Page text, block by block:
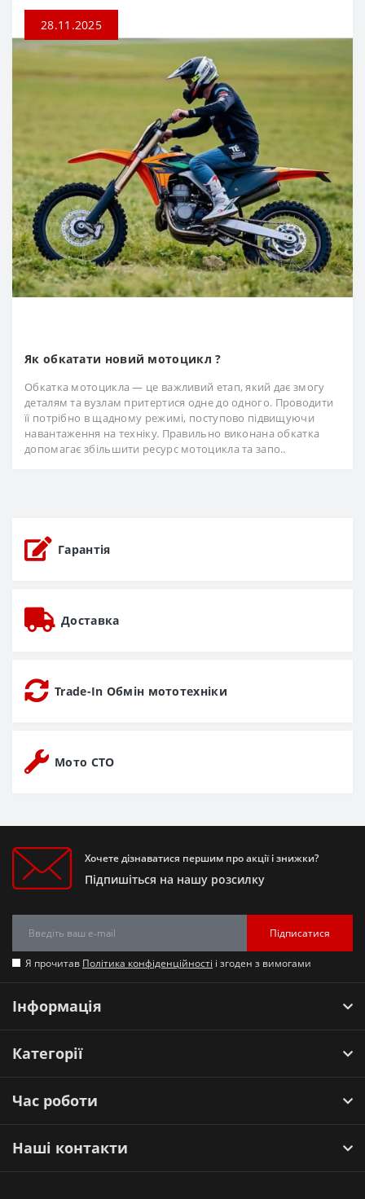
28.11.2025
Як обкатати новий мотоцикл ?
Обкатка мотоцикла — це важливий етап, який дає змогу
деталям та вузлам притертися одне до одного. Проводити
її потрібно в щадному режимі, поступово підвищуючи
навантаження на техніку. Правильно виконана обкатка
допомагає збільшити ресурс мотоцикла та запо..
Гарантія
Доставка
Trade-In Обмін мототехніки
Мото СТО
Хочете дізнаватися першим про акції і знижки?
Підпишіться на нашу розсилку
Підписатися
Я прочитав Політика конфіденційності і згоден з вимогами
Інформація
Категорії
Час роботи
Наші контакти